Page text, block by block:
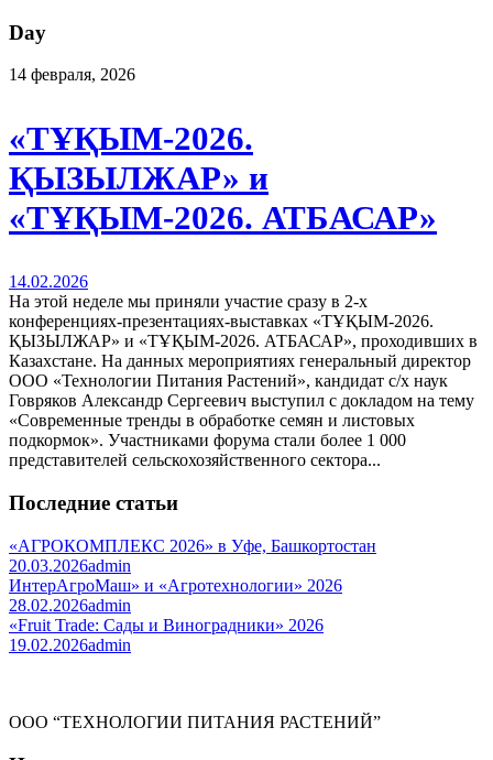
Day
14 февраля, 2026
«ТҰҚЫМ-2026.
ҚЫЗЫЛЖАР» и
«ТҰҚЫМ-2026. АТБАСАР»
14.02.2026
На этой неделе мы приняли участие сразу в 2-х
конференциях-презентациях-выставках «ТҰҚЫМ-2026.
ҚЫЗЫЛЖАР» и «ТҰҚЫМ-2026. АТБАСАР», проходивших в
Казахстане. На данных мероприятиях генеральный директор
ООО «Технологии Питания Растений», кандидат с/х наук
Говряков Александр Сергеевич выступил с докладом на тему
«Современные тренды в обработке семян и листовых
подкормок». Участниками форума стали более 1 000
представителей сельскохозяйственного сектора...
Последние статьи
«АГРОКОМПЛЕКС 2026» в Уфе, Башкортостан
20.03.2026admin
ИнтерАгроМаш» и «Агротехнологии» 2026
28.02.2026admin
«Fruit Trade: Сады и Виноградники» 2026
19.02.2026admin
ООО “ТЕХНОЛОГИИ ПИТАНИЯ РАСТЕНИЙ”